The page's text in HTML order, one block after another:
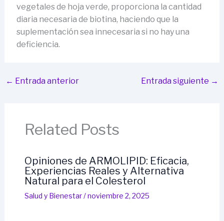
vegetales de hoja verde, proporciona la cantidad
diaria necesaria de biotina, haciendo que la
suplementación sea innecesaria si no hay una
deficiencia.
← Entrada anterior Entrada siguiente →
Related Posts
Opiniones de ARMOLIPID: Eficacia,
Experiencias Reales y Alternativa
Natural para el Colesterol
Salud y Bienestar/noviembre 2, 2025